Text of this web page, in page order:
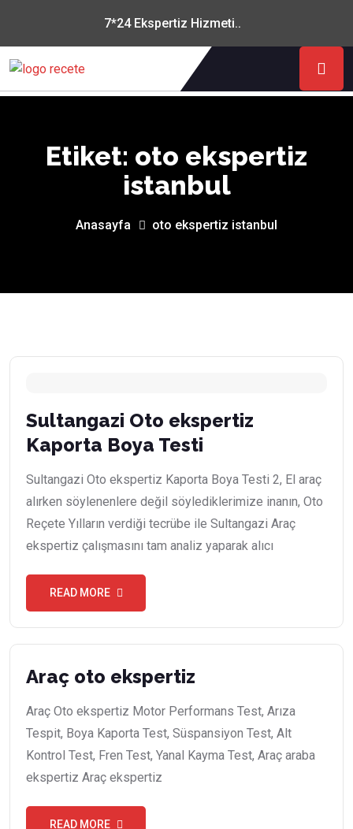
7*24 Ekspertiz Hizmeti..
Etiket: oto ekspertiz
istanbul
Anasayfa oto ekspertiz istanbul
Sultangazi Oto ekspertiz
Kaporta Boya Testi
Sultangazi Oto ekspertiz Kaporta Boya Testi 2, El araç
alırken söylenenlere değil söylediklerimize inanın, Oto
Reçete Yılların verdiği tecrübe ile Sultangazi Araç
ekspertiz çalışmasını tam analiz yaparak alıcı
READ MORE
Araç oto ekspertiz
Araç Oto ekspertiz Motor Performans Test, Arıza
Tespit, Boya Kaporta Test, Süspansiyon Test, Alt
Kontrol Test, Fren Test, Yanal Kayma Test, Araç araba
ekspertiz Araç ekspertiz
READ MORE